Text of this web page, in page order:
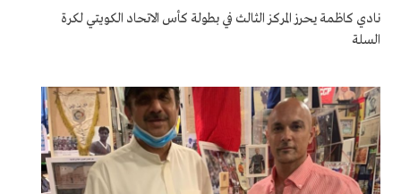
نادي كاظمة يحرز المركز الثالث في بطولة كأس الاتحاد الكويتي لكرة
السلة